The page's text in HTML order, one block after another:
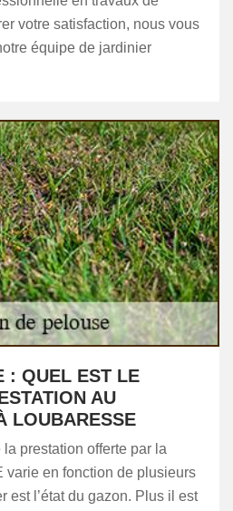
votre satisfaction, nous vous
équipe de jardinier
: QUEL EST LE
AU
LOUBARESSE
prestation offerte par la
varie en fonction de plusieurs
est l’état du gazon. Plus il est